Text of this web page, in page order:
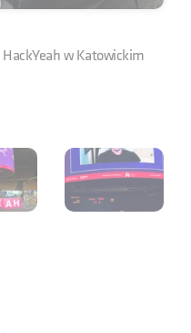
w Katowickim